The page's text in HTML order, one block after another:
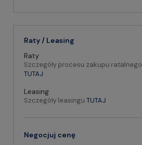
Raty / Leasing
Raty
Szczegóły procesu zakupu ratalnego
TUTAJ
Leasing
Szczegóły leasingu TUTAJ
Negocjuj cenę